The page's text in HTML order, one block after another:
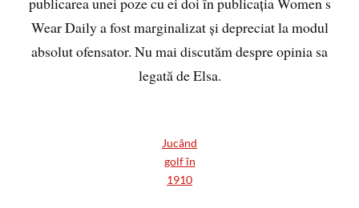
Wear Daily a fost marginalizat și depreciat la modul
absolut ofensator. Nu mai discutăm despre opinia sa
legată de Elsa.
Jucând
golf în
1910